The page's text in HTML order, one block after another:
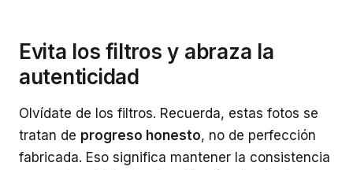
Evita los filtros y abraza la
autenticidad
Olvídate de los filtros. Recuerda, estas fotos se
tratan de progreso honesto, no de perfección
fabricada. Eso significa mantener la consistencia